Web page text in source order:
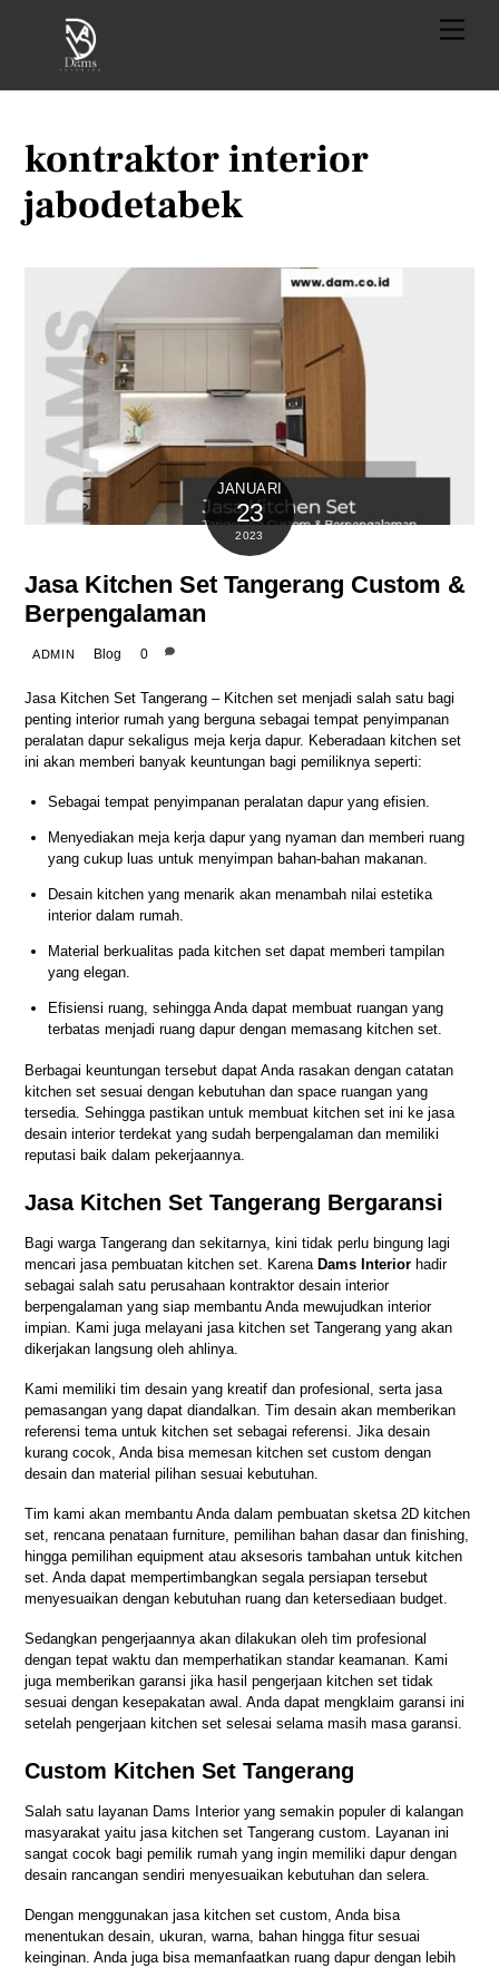
Menu
kontraktor interior
jabodetabek
JANUARI
23
2023
Jasa Kitchen Set Tangerang Custom &
Berpengalaman
ADMIN Blog 0
Jasa Kitchen Set Tangerang – Kitchen set menjadi salah satu bagi
penting interior rumah yang berguna sebagai tempat penyimpanan
peralatan dapur sekaligus meja kerja dapur. Keberadaan kitchen set
ini akan memberi banyak keuntungan bagi pemiliknya seperti:
Sebagai tempat penyimpanan peralatan dapur yang efisien.
Menyediakan meja kerja dapur yang nyaman dan memberi ruang
yang cukup luas untuk menyimpan bahan-bahan makanan.
Desain kitchen yang menarik akan menambah nilai estetika
interior dalam rumah.
Material berkualitas pada kitchen set dapat memberi tampilan
yang elegan.
Efisiensi ruang, sehingga Anda dapat membuat ruangan yang
terbatas menjadi ruang dapur dengan memasang kitchen set.
Berbagai keuntungan tersebut dapat Anda rasakan dengan catatan
kitchen set sesuai dengan kebutuhan dan space ruangan yang
tersedia. Sehingga pastikan untuk membuat kitchen set ini ke jasa
desain interior terdekat yang sudah berpengalaman dan memiliki
reputasi baik dalam pekerjaannya.
Jasa Kitchen Set Tangerang Bergaransi
Bagi warga Tangerang dan sekitarnya, kini tidak perlu bingung lagi
mencari jasa pembuatan kitchen set. Karena Dams Interior hadir
sebagai salah satu perusahaan kontraktor desain interior
berpengalaman yang siap membantu Anda mewujudkan interior
impian. Kami juga melayani jasa kitchen set Tangerang yang akan
dikerjakan langsung oleh ahlinya.
Kami memiliki tim desain yang kreatif dan profesional, serta jasa
pemasangan yang dapat diandalkan. Tim desain akan memberikan
referensi tema untuk kitchen set sebagai referensi. Jika desain
kurang cocok, Anda bisa memesan kitchen set custom dengan
desain dan material pilihan sesuai kebutuhan.
Tim kami akan membantu Anda dalam pembuatan sketsa 2D kitchen
set, rencana penataan furniture, pemilihan bahan dasar dan finishing,
hingga pemilihan equipment atau aksesoris tambahan untuk kitchen
set. Anda dapat mempertimbangkan segala persiapan tersebut
menyesuaikan dengan kebutuhan ruang dan ketersediaan budget.
Sedangkan pengerjaannya akan dilakukan oleh tim profesional
dengan tepat waktu dan memperhatikan standar keamanan. Kami
juga memberikan garansi jika hasil pengerjaan kitchen set tidak
sesuai dengan kesepakatan awal. Anda dapat mengklaim garansi ini
setelah pengerjaan kitchen set selesai selama masih masa garansi.
Custom Kitchen Set Tangerang
Salah satu layanan Dams Interior yang semakin populer di kalangan
masyarakat yaitu jasa kitchen set Tangerang custom. Layanan ini
sangat cocok bagi pemilik rumah yang ingin memiliki dapur dengan
desain rancangan sendiri menyesuaikan kebutuhan dan selera.
Dengan menggunakan jasa kitchen set custom, Anda bisa
menentukan desain, ukuran, warna, bahan hingga fitur sesuai
keinginan. Anda juga bisa memanfaatkan ruang dapur dengan lebih